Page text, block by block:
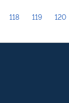
118 119 120